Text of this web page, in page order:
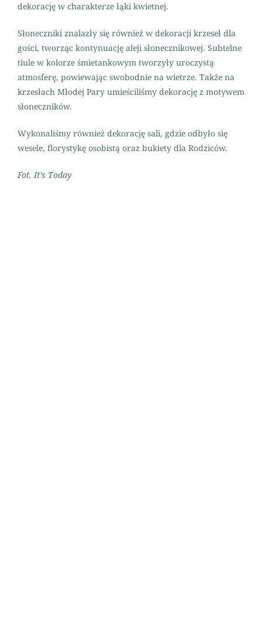
dekorację w charakterze łąki kwietnej.
Słoneczniki znalazły się również w dekoracji krzeseł dla
gości, tworząc kontynuację aleji słonecznikowej. Subtelne
tiule w kolorze śmietankowym tworzyły uroczystą
atmosferę, powiewając swobodnie na wietrze. Także na
krzesłach Młodej Pary umieściliśmy dekorację z motywem
słoneczników.
Wykonaliśmy również dekorację sali, gdzie odbyło się
wesele, florystykę osobistą oraz bukiety dla Rodziców.
Fot. It’s Today